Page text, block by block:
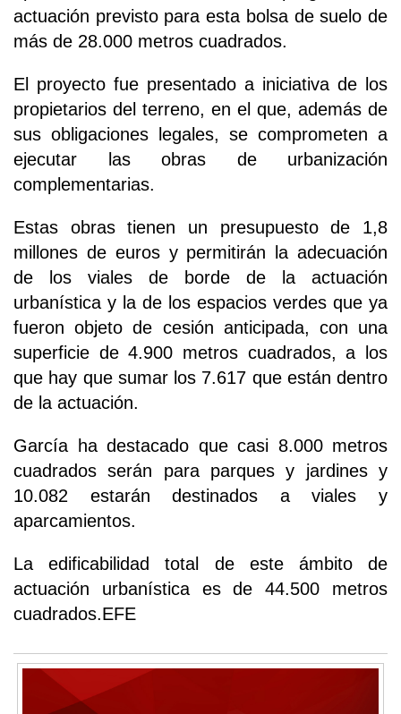
actuación previsto para esta bolsa de suelo de
más de 28.000 metros cuadrados.
El proyecto fue presentado a iniciativa de los
propietarios del terreno, en el que, además de
sus obligaciones legales, se comprometen a
ejecutar las obras de urbanización
complementarias.
Estas obras tienen un presupuesto de 1,8
millones de euros y permitirán la adecuación
de los viales de borde de la actuación
urbanística y la de los espacios verdes que ya
fueron objeto de cesión anticipada, con una
superficie de 4.900 metros cuadrados, a los
que hay que sumar los 7.617 que están dentro
de la actuación.
García ha destacado que casi 8.000 metros
cuadrados serán para parques y jardines y
10.082 estarán destinados a viales y
aparcamientos.
La edificabilidad total de este ámbito de
actuación urbanística es de 44.500 metros
cuadrados.EFE